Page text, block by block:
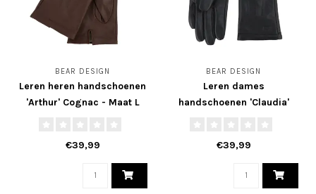
BEAR DESIGN
Leren heren handschoenen
'Arthur' Cognac - Maat L
€39,99
BEAR DESIGN
Leren dames
handschoenen 'Claudia'
€39,99